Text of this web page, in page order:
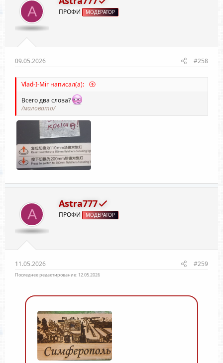
и
:
A ПРОФИ МОДЕРАТОР
09.05.2026 #258
Vlad-I-Mir написал(а):
Всего два слова?
/маловато/
A
Astra777
ПРОФИ МОДЕРАТОР
11.05.2026 #259
Последнее редактирование: 12.05.2026